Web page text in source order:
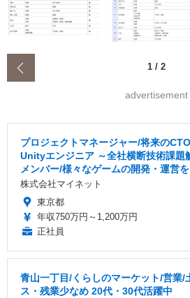
1 / 2
advertisement
プロジェクトマネージャー/将来の
Unityエンジニア ～全社横断技術課題
メンバー/様々なゲームの開発・運営
株式会社マイネット
東京都
年収750万円～1,200万円
正社員
青山一丁目/くらしのマーケット/営業/
ス・残業少なめ 20代・30代活躍中